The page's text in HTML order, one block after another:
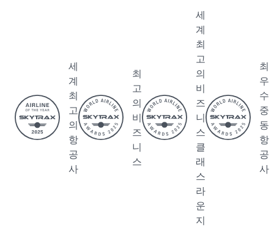
세
계
최
고
의
항
공
사
최
고
의
비
즈
니
스
세
계
최
고
의
비
즈
니
스
클
래
스
라
운
지
최
우
수
중
동
항
공
사